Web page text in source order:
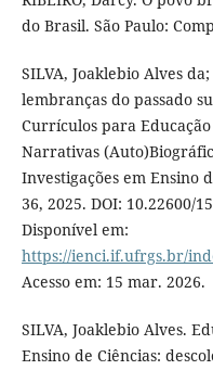
do Brasil. São Paulo:
SILVA, Joaklebio Alves
lembranças do passado
Currículos para
Narrativas
Investigações em Ensino
36, 2025. DOI: 10.22600/
Disponível em:
https://ienci.if.ufrgs.br/
Acesso em: 15 mar. 2026.
SILVA, Joaklebio Alves.
Ensino de Ciências: